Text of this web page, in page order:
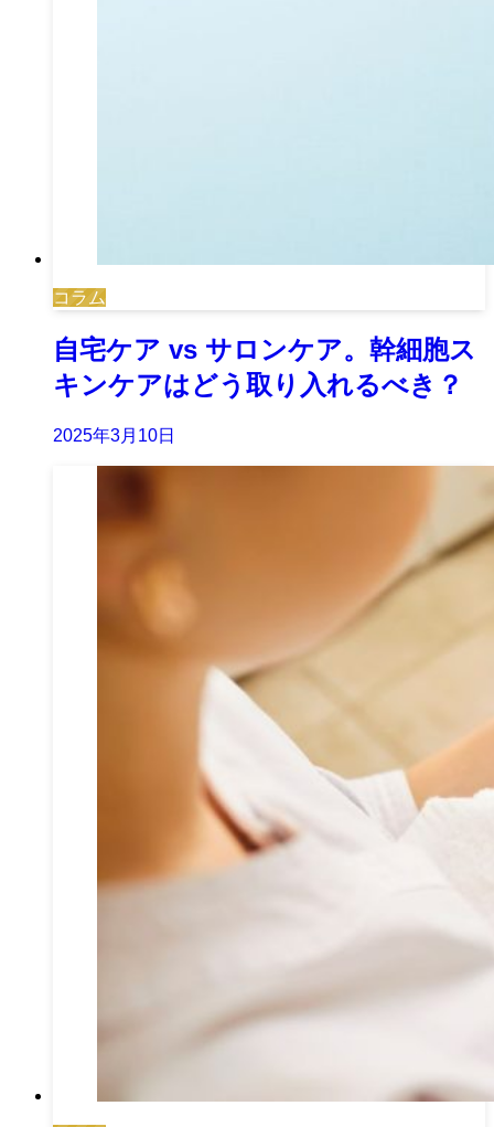
コラム
自宅ケア vs サロンケア。幹細胞ス
キンケアはどう取り入れるべき？
2025年3月10日